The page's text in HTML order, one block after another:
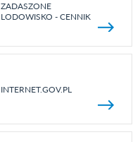
ZADASZONE
LODOWISKO - CENNIK
INTERNET.GOV.PL